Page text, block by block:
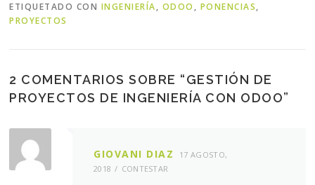
ETIQUETADO CON INGENIERÍA, ODOO , PONENCIAS,
PROYECTOS
2 COMENTARIOS SOBRE “GESTIÓN DE
PROYECTOS DE INGENIERÍA CON ODOO”
GIOVANI DIAZ
17 AGOSTO,
2018
CONTESTAR